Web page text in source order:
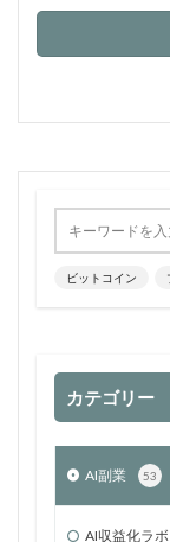
ビットコイン
カテゴリー
AI副業 53
AI収益化ラボ